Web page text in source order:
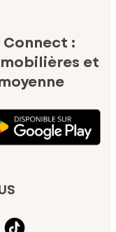
Connect :
et